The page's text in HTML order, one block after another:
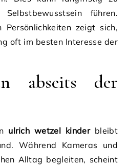
führen.
Persönlichkeiten zeigt sich,
oft im besten Interesse der
abseits der
ulrich wetzel kinderbleibt
Während Kameras und
Alltag begleiten, scheint